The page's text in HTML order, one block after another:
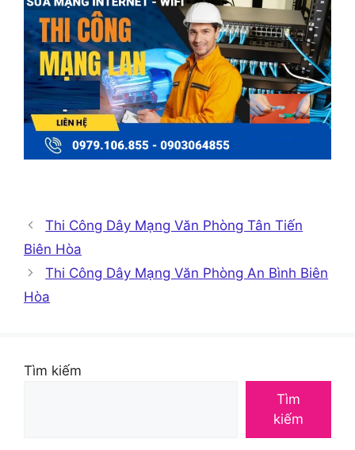
Thi Công Dây Mạng Văn Phòng Tân Tiến
Biên Hòa
Thi Công Dây Mạng Văn Phòng An Bình Biên
Hòa
Tìm kiếm
Tìm
kiếm